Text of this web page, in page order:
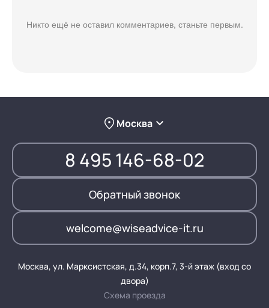
Никто ещё не оставил комментариев, станьте первым.
Москва
8 495 146-68-02
Обратный звонок
welcome@wiseadvice-it.ru
Москва, ул. Марксистская, д.34, корп.7, 3-й этаж (вход со
двора)
Схема проезда